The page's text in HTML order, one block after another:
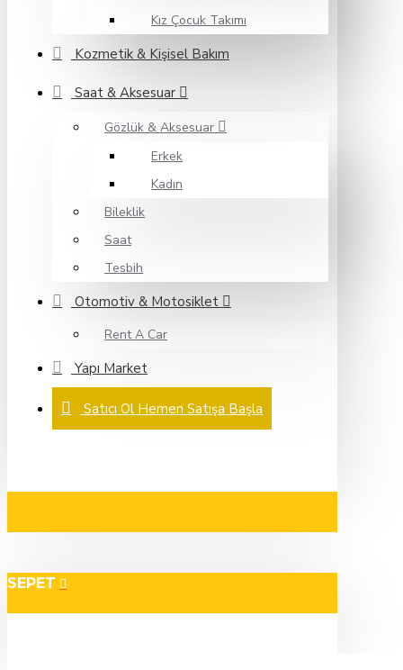
Kız Çocuk Takımı
Kozmetik & Kişisel Bakım
Saat & Aksesuar
Gözlük & Aksesuar
Erkek
Kadın
Bileklik
Saat
Tesbih
Otomotiv & Motosiklet
Rent A Car
Yapı Market
Satıcı Ol Hemen Satışa Başla
SEPET